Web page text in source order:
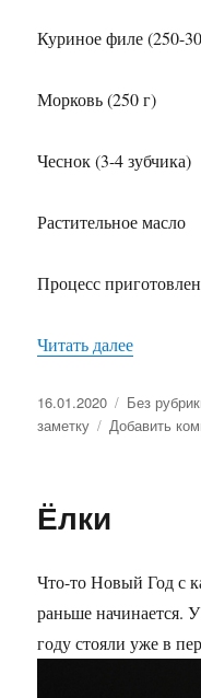
Куриное филе (250-
Морковь (250 г)
Чеснок (3-4 зубчика)
Растительное масло
Процесс
Читать далее
Опубликовано
16.01.2020 Рубрики
Без
заметку
Добавить
Ёлки
Что-то Новый Год с
раньше начинается.
году стояли уже в